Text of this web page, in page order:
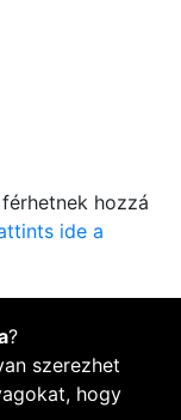
hozzá
ide a
?
szerezhet
hogy